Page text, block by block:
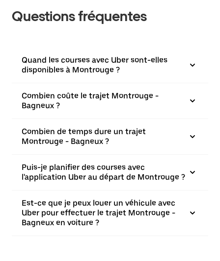
Questions fréquentes
Quand les courses avec Uber sont-elles
disponibles à Montrouge ?
Combien coûte le trajet Montrouge -
Bagneux ?
Combien de temps dure un trajet
Montrouge - Bagneux ?
Puis-je planifier des courses avec
l'application Uber au départ de Montrouge ?
Est-ce que je peux louer un véhicule avec
Uber pour effectuer le trajet Montrouge -
Bagneux en voiture ?